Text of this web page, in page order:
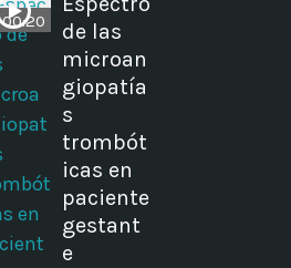
00:20
de las
microan
giopatía
s
trombót
icas en
paciente
gestant
e